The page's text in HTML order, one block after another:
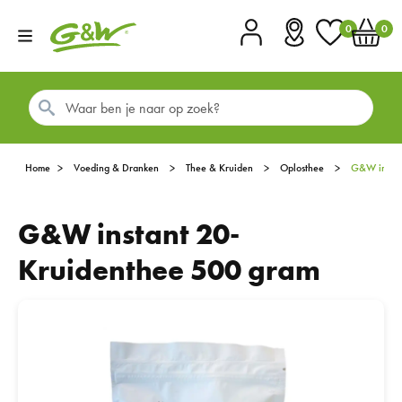
0 0
Home Voeding & Dranken Thee & Kruiden Oplosthee G&W
G&W instant 20-
Kruidenthee 500 gram